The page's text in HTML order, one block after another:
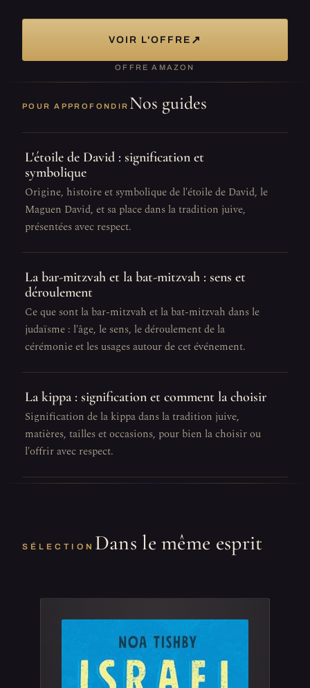
VOIR L'OFFRE ↗
OFFRE AMAZON
POUR APPROFONDIR Nos guides
L'étoile de David : signification et
symbolique
Origine, histoire et symbolique de l'étoile de David, le
Maguen David, et sa place dans la tradition juive,
présentées avec respect.
La bar-mitzvah et la bat-mitzvah : sens et
déroulement
Ce que sont la bar-mitzvah et la bat-mitzvah dans le
judaïsme : l'âge, le sens, le déroulement de la
cérémonie et les usages autour de cet événement.
La kippa : signification et comment la choisir
Signification de la kippa dans la tradition juive,
matières, tailles et occasions, pour bien la choisir ou
l'offrir avec respect.
SÉLECTION Dans le même esprit